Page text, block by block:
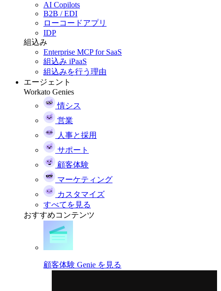
AI Copilots
B2B / EDI
ローコードアプリ
IDP
組込み
Enterprise MCP for SaaS
組込み iPaaS
組込みを行う理由
エージェント
Workato Genies
情シス
営業
人事と採用
サポート
顧客体験
マーケティング
カスタマイズ
すべてを見る
おすすめコンテンツ
顧客体験 Genie を見る